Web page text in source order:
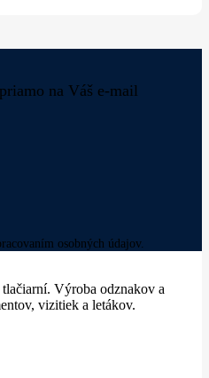
na Váš e-mail
osobných údajov.
Výroba odznakov a
vizitiek a letákov.